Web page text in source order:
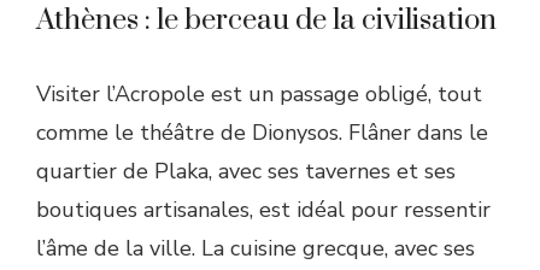
Athènes : le berceau de la civilisation
Visiter l’Acropole est un passage obligé, tout
comme le théâtre de Dionysos. Flâner dans le
quartier de Plaka, avec ses tavernes et ses
boutiques artisanales, est idéal pour ressentir
l’âme de la ville. La cuisine grecque, avec ses